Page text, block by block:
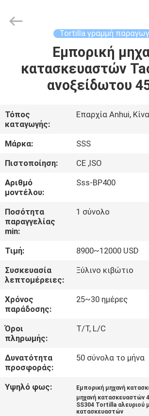
ΠΡΟΪΌΝΤΑ
ΒΊΝΤΕΟ
ΣΧΕΤΙΚΆ
ΜΕ
ΕΜΆΣ
ΕΠΙΣΚΕΨΉ
ΕΡΓΟΣΤΑΣΊΟΥ
ΈΛΕΓΧΟΣ
ΠΟΙΌΤΗΤΑΣ
ΕΠΙΚΟΙΝΩΝΉΣΤΕ
ΜΑΖΊ
ΜΑΣ
ΖΗΤΉΣΤΕ
ΜΙΑ
Technology
Tortilla γραμμή
Εμπορική
κατασκευαστών
ανοξείδωτου
Τόπος
καταγωγής:
Επαρχία Anhui, Κίνα
Μάρκα:
SSS
Πιστοποίηση:
CE ,ISO
Αριθμό
μοντέλου:
Sss-BP400
Ποσότητα
παραγγελίας
min:
1 σύνολο
Τιμή:
8900~12000 USD
Συσκευασία
λεπτομέρειες:
Ξύλινο κιβώτιο
Χρόνος
παράδοσης:
25~30 ημέρες
Όροι
πληρωμής:
T/T, L/C
Δυνατότητα
προσφοράς:
50 σύνολα το μήνα
Υψηλό φως: Εμπορική μηχανή
μηχανή κατασκευαστών
SS304 Tortilla αλευριού
κατασκευαστών